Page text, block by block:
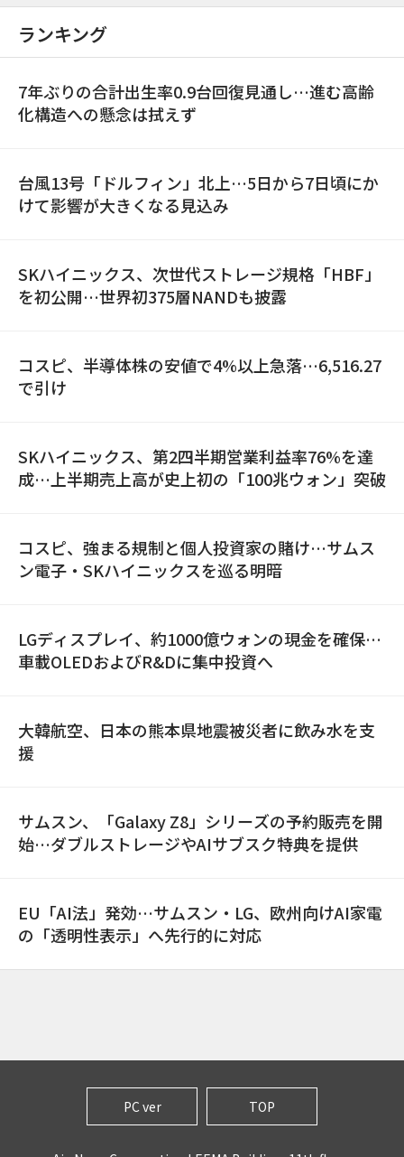
ランキング
7年ぶりの合計出生率0.9台回復見通し…進む高齢
化構造への懸念は拭えず
台風13号「ドルフィン」北上…5日から7日頃にか
けて影響が大きくなる見込み
SKハイニックス、次世代ストレージ規格「HBF」
を初公開…世界初375層NANDも披露
コスピ、半導体株の安値で4%以上急落…6,516.27
で引け
SKハイニックス、第2四半期営業利益率76%を達
成…上半期売上高が史上初の「100兆ウォン」突破
コスピ、強まる規制と個人投資家の賭け…サムス
ン電子・SKハイニックスを巡る明暗
LGディスプレイ、約1000億ウォンの現金を確保…
車載OLEDおよびR&Dに集中投資へ
大韓航空、日本の熊本県地震被災者に飲み水を支
援
サムスン、「Galaxy Z8」シリーズの予約販売を開
始…ダブルストレージやAIサブスク特典を提供
EU「AI法」発効…サムスン・LG、欧州向けAI家電
の「透明性表示」へ先行的に対応
PC ver TOP